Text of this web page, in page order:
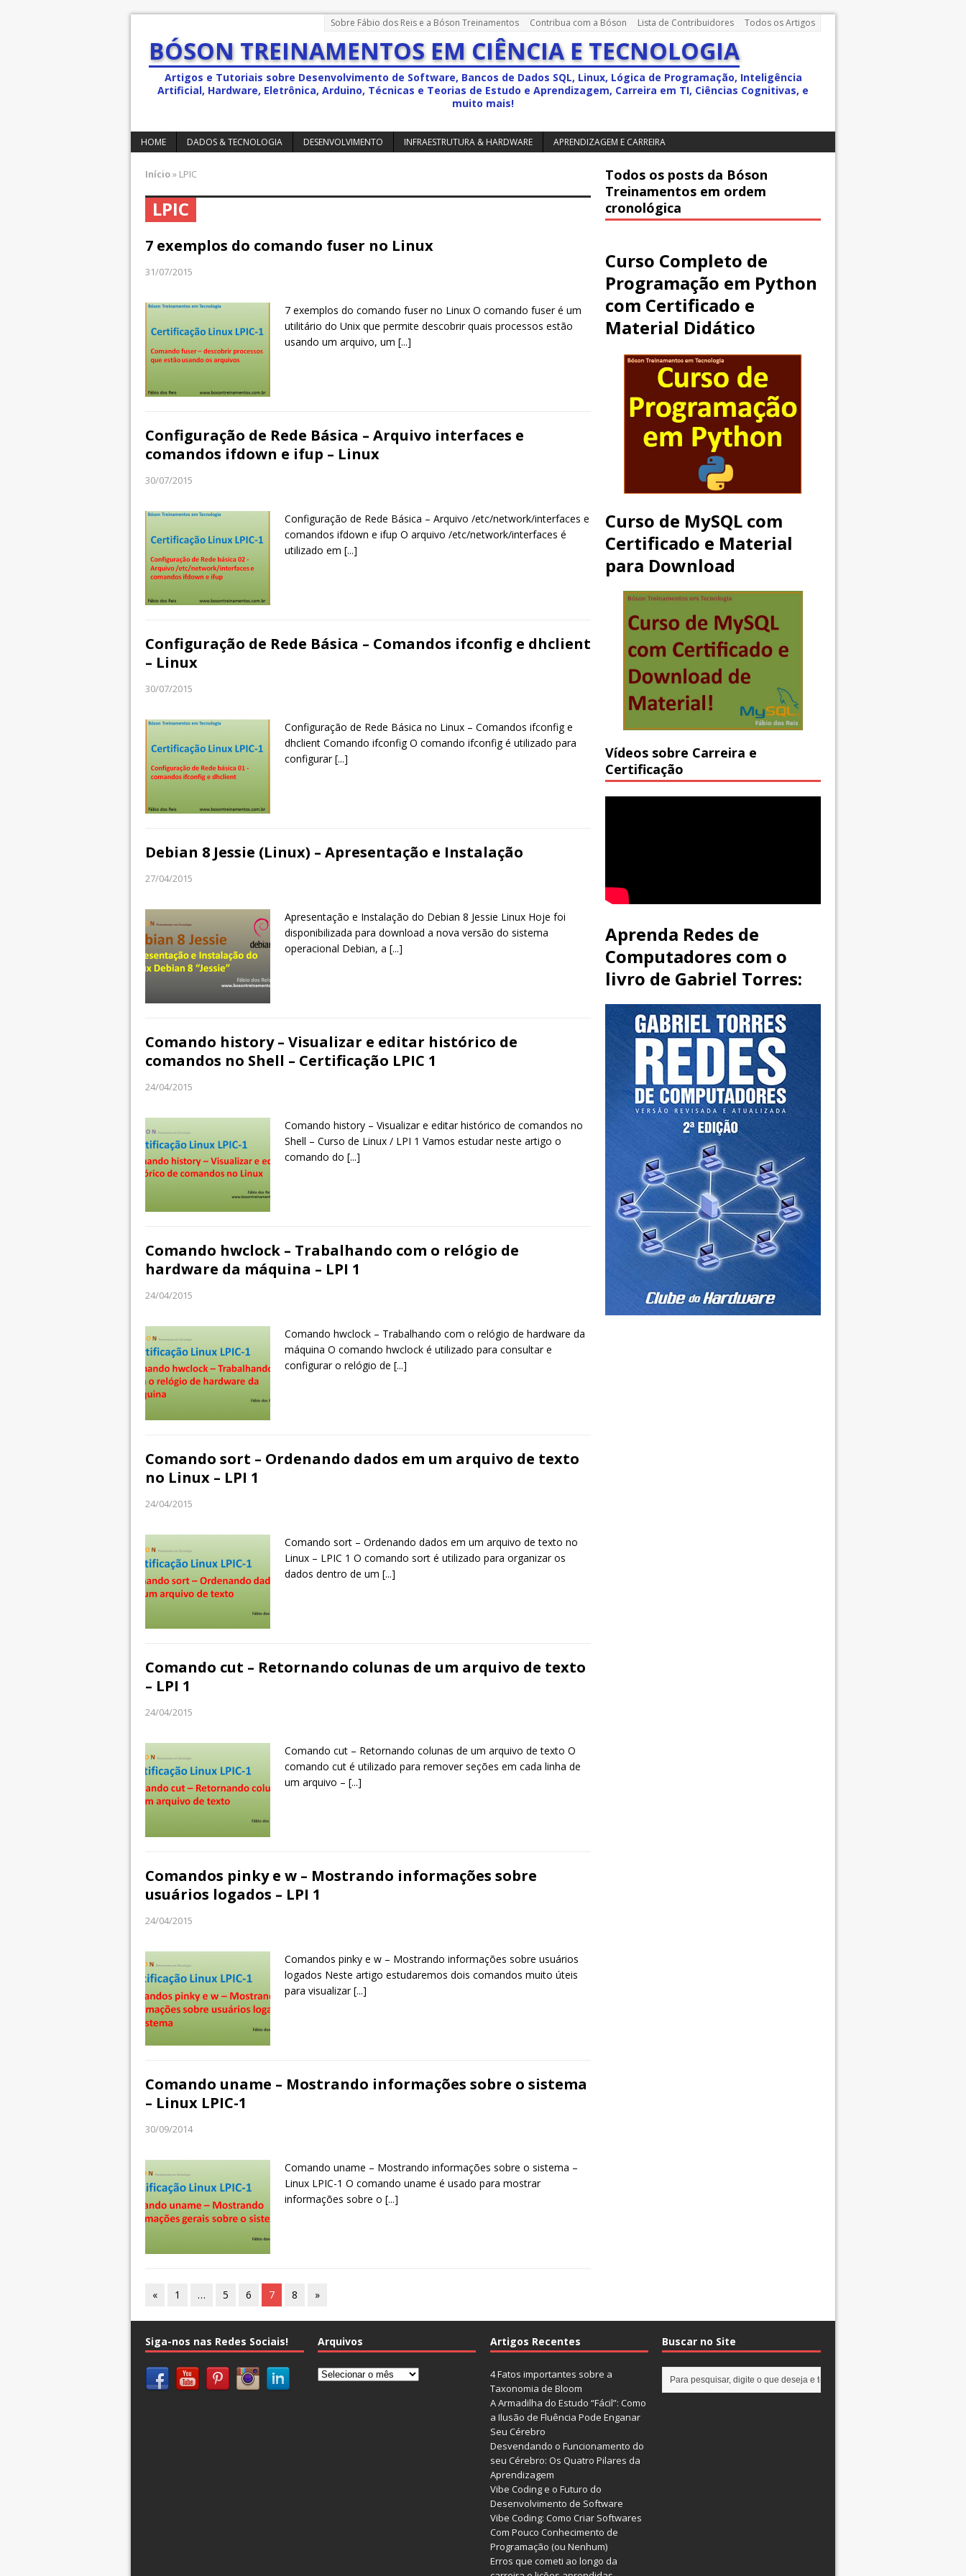
Sobre Fábio dos Reis e a Bóson Treinamentos Contribua com a Bóson Lista de Contribuidores Todos os Artigos
BÓSON TREINAMENTOS EM CIÊNCIA E TECNOLOGIA
Artigos e Tutoriais sobre Desenvolvimento de Software, Bancos de Dados SQL, Linux, Lógica de Programação, Inteligência
Artificial, Hardware, Eletrônica, Arduino, Técnicas e Teorias de Estudo e Aprendizagem, Carreira em TI, Ciências Cognitivas, e
muito mais!
HOME DADOS & TECNOLOGIA DESENVOLVIMENTO INFRAESTRUTURA & HARDWARE APRENDIZAGEM E CARREIRA
Início» LPIC
LPIC
7 exemplos do comando fuser no Linux
31/07/2015
7 exemplos do comando fuser no Linux O comando fuser é um
utilitário do Unix que permite descobrir quais processos estão
usando um arquivo, um [...]
Configuração de Rede Básica – Arquivo interfaces e
comandos ifdown e ifup – Linux
30/07/2015
Configuração de Rede Básica – Arquivo /etc/network/interfaces e
comandos ifdown e ifup O arquivo /etc/network/interfaces é
utilizado em [...]
Configuração de Rede Básica – Comandos ifconfig e dhclient
– Linux
30/07/2015
Configuração de Rede Básica no Linux – Comandos ifconfig e
dhclient Comando ifconfig O comando ifconfig é utilizado para
configurar[...]
Debian 8 Jessie (Linux) – Apresentação e Instalação
27/04/2015
Apresentação e Instalação do Debian 8 Jessie Linux Hoje foi
disponibilizada para download a nova versão do sistema
operacional Debian, a [...]
Comando history – Visualizar e editar histórico de
comandos no Shell – Certificação LPIC 1
24/04/2015
Comando history – Visualizar e editar histórico de comandos no
Shell – Curso de Linux / LPI 1 Vamos estudar neste artigo o
comando do [...]
Comando hwclock – Trabalhando com o relógio de
hardware da máquina – LPI 1
24/04/2015
Comando hwclock – Trabalhando com o relógio de hardware da
máquina O comando hwclock é utilizado para consultar e
configurar o relógio de [...]
Comando sort – Ordenando dados em um arquivo de texto
no Linux – LPI 1
24/04/2015
Comando sort – Ordenando dados em um arquivo de texto no
Linux – LPIC 1 O comando sort é utilizado para organizar os
dados dentro de um [...]
Comando cut – Retornando colunas de um arquivo de texto
– LPI 1
24/04/2015
Comando cut – Retornando colunas de um arquivo de texto O
comando cut é utilizado para remover seções em cada linha de
um arquivo – [...]
Comandos pinky e w – Mostrando informações sobre
usuários logados – LPI 1
24/04/2015
Comandos pinky e w – Mostrando informações sobre usuários
logados Neste artigo estudaremos dois comandos muito úteis
para visualizar[...]
Comando uname – Mostrando informações sobre o sistema
– Linux LPIC-1
30/09/2014
Comando uname – Mostrando informações sobre o sistema –
Linux LPIC-1 O comando uname é usado para mostrar
informações sobre o [...]
« 1 … 5 6 7 8 »
Todos os posts da Bóson
Treinamentos em ordem
cronológica
Curso Completo de
Programação em Python
com Certificado e
Material Didático
Curso de MySQL com
Certificado e Material
para Download
Vídeos sobre Carreira e
Certificação
Aprenda Redes de
Computadores com o
livro de Gabriel Torres:
Siga-nos nas Redes Sociais! Arquivos
Arquivos
Artigos Recentes
4 Fatos importantes sobre a
Taxonomia de Bloom
A Armadilha do Estudo “Fácil”: Como
a Ilusão de Fluência Pode Enganar
Seu Cérebro
Desvendando o Funcionamento do
seu Cérebro: Os Quatro Pilares da
Aprendizagem
Vibe Coding e o Futuro do
Desenvolvimento de Software
Vibe Coding: Como Criar Softwares
Com Pouco Conhecimento de
Programação (ou Nenhum)
Erros que cometi ao longo da
Buscar no Site